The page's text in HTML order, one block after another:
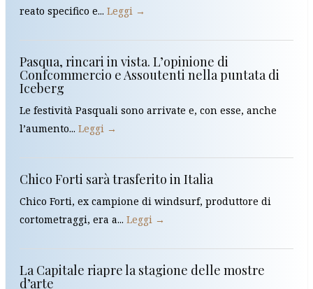
reato specifico e... Leggi →
Pasqua, rincari in vista. L’opinione di
Confcommercio e Assoutenti nella puntata di
Iceberg
Le festività Pasquali sono arrivate e, con esse, anche
l’aumento... Leggi →
Chico Forti sarà trasferito in Italia
Chico Forti, ex campione di windsurf, produttore di
cortometraggi, era a... Leggi →
La Capitale riapre la stagione delle mostre
d’arte